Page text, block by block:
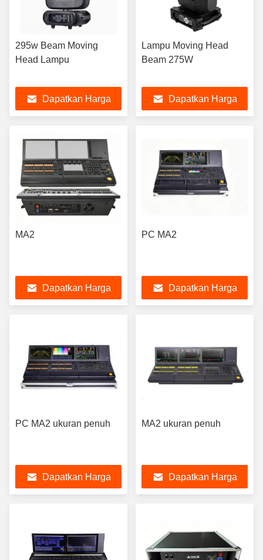
295w Beam Moving
Head Lampu
Dapatkan Harga
Lampu Moving Head
Beam 275W
Dapatkan Harga
MA2
Dapatkan Harga
PC MA2
Dapatkan Harga
PC MA2 ukuran penuh
Dapatkan Harga
MA2 ukuran penuh
Dapatkan Harga